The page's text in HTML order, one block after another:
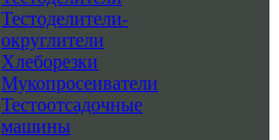
Тестоделители-
округлители
Хлеборезки
Мукопросеиватели
Тестоотсадочные
машины